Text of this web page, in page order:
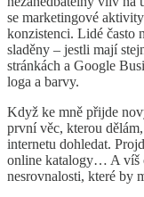
se marketingové
konzistenci. Lidé často
sladěny – jestli mají
stránkách a Google
loga a barvy.
Když ke mně přijde
první věc, kterou
internetu dohledat.
online katalogy… A víš
nesrovnalosti, které by